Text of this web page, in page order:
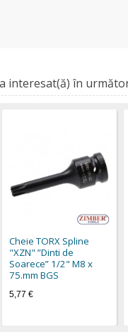
interesat(ă) în
Cheie TORX Spline
"XZN" ”Dinti de
Soarece” 1/2" M8 x
75.mm BGS
5,77 €